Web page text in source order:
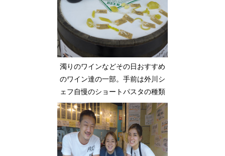
濁りのワインなどその日おすすめ
のワイン達の一部。手前は外川シ
ェフ自慢のショートパスタの種類